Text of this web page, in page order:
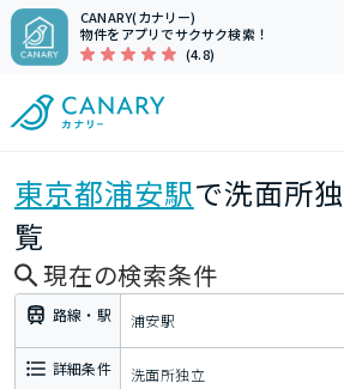
CANARY(カナリー)
物件をアプリでサクサク検索！
(4.8)
東京都浦安駅で洗面所
覧
現在の検索条件
路線・駅 浦安駅
詳細条件 洗面所独立